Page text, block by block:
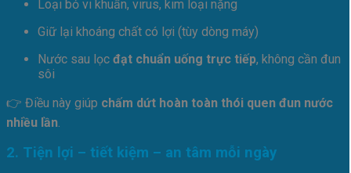
Loại bỏ vi khuẩn, virus, kim loại nặng
Giữ lại khoáng chất có lợi (tùy dòng máy)
Nước sau lọc đạt chuẩn uống trực tiếp, không cần đun
sôi
👉 Điều này giúp chấm dứt hoàn toàn thói quen đun nước
nhiều lần
2. Tiện lợi – tiết kiệm – an tâm mỗi ngày